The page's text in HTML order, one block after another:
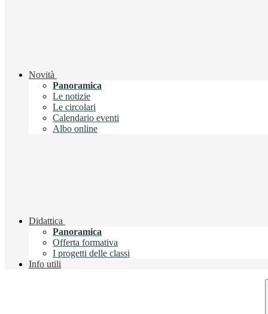
Novità
Panoramica
Le notizie
Le circolari
Calendario eventi
Albo online
Didattica
Panoramica
Offerta formativa
I progetti delle classi
Info utili